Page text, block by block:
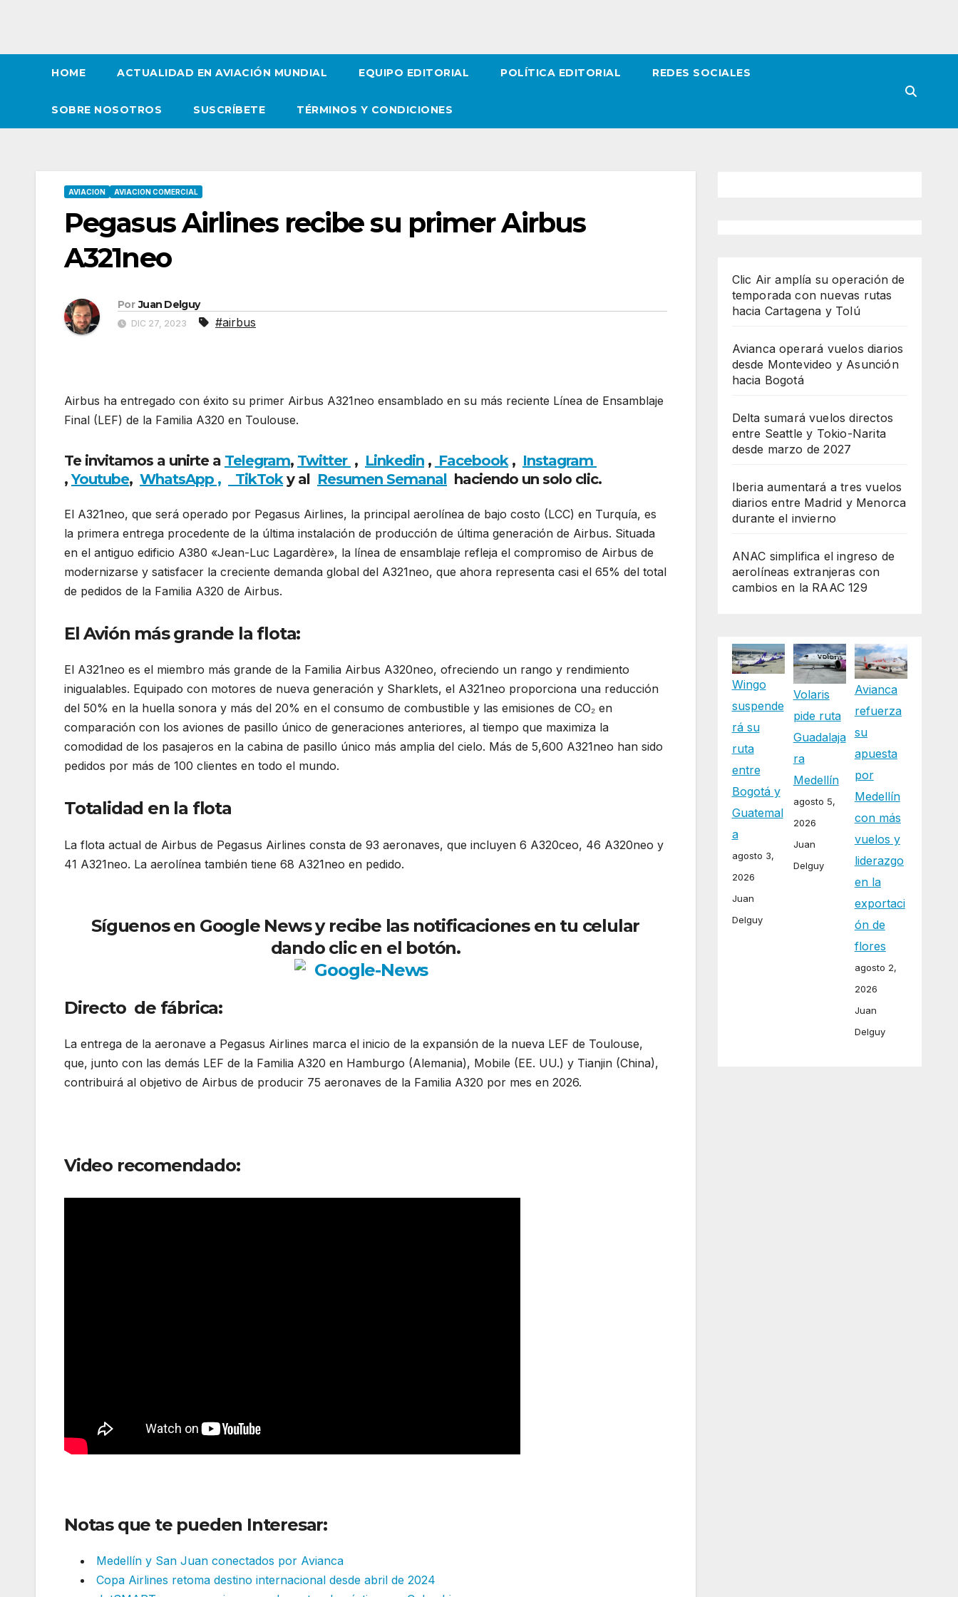
HOME ACTUALIDAD EN AVIACIÓN MUNDIAL EQUIPO EDITORIAL POLÍTICA EDITORIAL REDES SOCIALES
SOBRE NOSOTROS SUSCRÍBETE TÉRMINOS Y CONDICIONES
AVIACION AVIACION COMERCIAL
Pegasus Airlines recibe su primer Airbus
A321neo
Por Juan Delguy
DIC 27, 2023 #airbus
Airbus ha entregado con éxito su primer Airbus A321neo ensamblado en su más reciente Línea de Ensamblaje
Final (LEF) de la Familia A320 en Toulouse.
Te invitamos a unirte a Telegram, Twitter , Linkedin , Facebook, Instagram
,Youtube, WhatsApp , TikToky al Resumen Semanal haciendo un solo clic.
El A321neo, que será operado por Pegasus Airlines, la principal aerolínea de bajo costo (LCC) en Turquía, es
la primera entrega procedente de la última instalación de producción de última generación de Airbus. Situada
en el antiguo edificio A380 «Jean-Luc Lagardère», la línea de ensamblaje refleja el compromiso de Airbus de
modernizarse y satisfacer la creciente demanda global del A321neo, que ahora representa casi el 65% del total
de pedidos de la Familia A320 de Airbus.
El Avión más grande la flota:
El A321neo es el miembro más grande de la Familia Airbus A320neo, ofreciendo un rango y rendimiento
inigualables. Equipado con motores de nueva generación y Sharklets, el A321neo proporciona una reducción
del 50% en la huella sonora y más del 20% en el consumo de combustible y las emisiones de CO₂ en
comparación con los aviones de pasillo único de generaciones anteriores, al tiempo que maximiza la
comodidad de los pasajeros en la cabina de pasillo único más amplia del cielo. Más de 5,600 A321neo han sido
pedidos por más de 100 clientes en todo el mundo.
Totalidad en la flota
La flota actual de Airbus de Pegasus Airlines consta de 93 aeronaves, que incluyen 6 A320ceo, 46 A320neo y
41 A321neo. La aerolínea también tiene 68 A321neo en pedido.
Síguenos en Google News y recibe las notificaciones en tu celular
dando clic en el botón.
Directo de fábrica:
La entrega de la aeronave a Pegasus Airlines marca el inicio de la expansión de la nueva LEF de Toulouse,
que, junto con las demás LEF de la Familia A320 en Hamburgo (Alemania), Mobile (EE. UU.) y Tianjin (China),
contribuirá al objetivo de Airbus de producir 75 aeronaves de la Familia A320 por mes en 2026.
Video recomendado:
Notas que te pueden Interesar:
Medellín y San Juan conectados por Avianca
Copa Airlines retoma destino internacional desde abril de 2024
Clic Air amplía su operación de
temporada con nuevas rutas
hacia Cartagena y Tolú
Avianca operará vuelos diarios
desde Montevideo y Asunción
hacia Bogotá
Delta sumará vuelos directos
entre Seattle y Tokio-Narita
desde marzo de 2027
Iberia aumentará a tres vuelos
diarios entre Madrid y Menorca
durante el invierno
ANAC simplifica el ingreso de
aerolíneas extranjeras con
cambios en la RAAC 129
Wingo
suspende
rá su
ruta
entre
Bogotá y
Guatemal
a
agosto 3,
2026
Juan
Delguy
Volaris
pide ruta
Guadalaja
ra
Medellín
agosto 5,
2026
Juan
Delguy
Avianca
refuerza
su
apuesta
por
Medellín
con más
vuelos y
liderazgo
en la
exportaci
ón de
flores
agosto 2,
2026
Juan
Delguy